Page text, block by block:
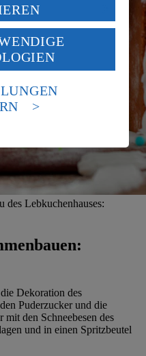
des Lebkuchenhauses:
Dekoration des
Puderzucker und die
den Schneebesen des
und in einen Spritzbeutel
Daten in den
willigst du im Sinne
DSGVO ein, dass deine
werden. Der EuGH sieht
europäischen
Datenschutzniveau an.
durch US-
der Seite findest du